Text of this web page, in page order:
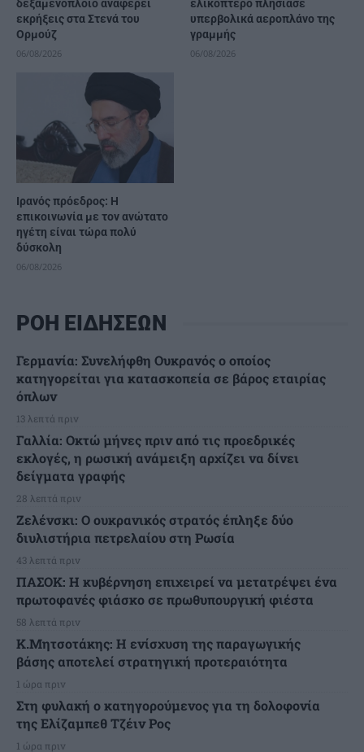
δεξαμενόπλοιο αναφέρει
εκρήξεις στα Στενά του
Ορμούζ
06/08/2026
ελικόπτερο πλησίασε
υπερβολικά αεροπλάνο της
γραμμής
06/08/2026
Ιρανός πρόεδρος: Η
επικοινωνία με τον ανώτατο
ηγέτη είναι τώρα πολύ
δύσκολη
06/08/2026
ΡΟΗ ΕΙΔΗΣΕΩΝ
Γερμανία: Συνελήφθη Ουκρανός ο οποίος
κατηγορείται για κατασκοπεία σε βάρος εταιρίας
όπλων
13 λεπτά πριν
Γαλλία: Οκτώ μήνες πριν από τις προεδρικές
εκλογές, η ρωσική ανάμειξη αρχίζει να δίνει
δείγματα γραφής
28 λεπτά πριν
Ζελένσκι: Ο ουκρανικός στρατός έπληξε δύο
διυλιστήρια πετρελαίου στη Ρωσία
43 λεπτά πριν
ΠΑΣΟΚ: Η κυβέρνηση επιχειρεί να μετατρέψει ένα
πρωτοφανές φιάσκο σε πρωθυπουργική φιέστα
58 λεπτά πριν
Κ.Μητσοτάκης: Η ενίσχυση της παραγωγικής
βάσης αποτελεί στρατηγική προτεραιότητα
1 ώρα πριν
Στη φυλακή ο κατηγορούμενος για τη δολοφονία
της Ελίζαμπεθ Τζέιν Ρος
1 ώρα πριν